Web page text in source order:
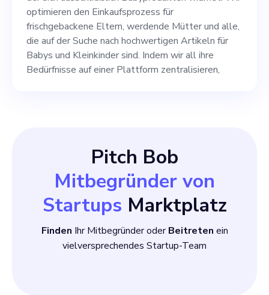
zukünftigen Entwicklung zu
spielen. Es wird über eine
Beteiligung am
Unternehmen verhandelt,
optimieren den Einkaufsprozess für
frischgebackene Eltern, werdende Mütter und alle,
die auf der Suche nach hochwertigen Artikeln für
Babys und Kleinkinder sind. Indem wir all ihre
Bedürfnisse auf einer Plattform zentralisieren,
Pitch Bob
Mitbegründer von
Startups Marktplatz
Finden Ihr Mitbegründer oderBeitreten ein
vielversprechendes Startup-Team